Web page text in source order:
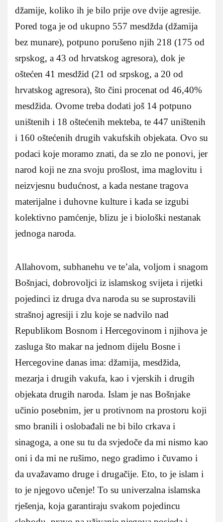
džamije, koliko ih je bilo prije ove dvije agresije.
Pored toga je od ukupno 557 mesdžda (džamija
bez munare), potpuno porušeno njih 218 (175 od
srpskog, a 43 od hrvatskog agresora), dok je
oštećen 41 mesdžid (21 od srpskog, a 20 od
hrvatskog agresora), što čini procenat od 46,40%
mesdžida. Ovome treba dodati još 14 potpuno
uništenih i 18 oštećenih mekteba, te 447 uništenih
i 160 oštećenih drugih vakufskih objekata. Ovo su
podaci koje moramo znati, da se zlo ne ponovi, jer
narod koji ne zna svoju prošlost, ima maglovitu i
neizvjesnu budućnost, a kada nestane tragova
materijalne i duhovne kulture i kada se izgubi
kolektivno pamćenje, blizu je i biološki nestanak
jednoga naroda.
Allahovom, subhanehu ve te’ala, voljom i snagom
Bošnjaci, dobrovoljci iz islamskog svijeta i rijetki
pojedinci iz druga dva naroda su se suprostavili
strašnoj agresiji i zlu koje se nadvilo nad
Republikom Bosnom i Hercegovinom i njihova je
zasluga što makar na jednom dijelu Bosne i
Hercegovine danas ima: džamija, mesdžida,
mezarja i drugih vakufa, kao i vjerskih i drugih
objekata drugih naroda. Islam je nas Bošnjake
učinio posebnim, jer u protivnom na prostoru koji
smo branili i oslobađali ne bi bilo crkava i
sinagoga, a one su tu da svjedoče da mi nismo kao
oni i da mi ne rušimo, nego gradimo i čuvamo i
da uvažavamo druge i drugačije. Eto, to je islam i
to je njegovo učenje! To su univerzalna islamska
rješenja, koja garantiraju svakom pojedincu